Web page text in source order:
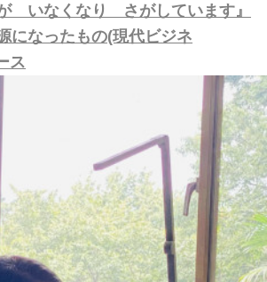
いなくなり さがしています』
になったもの(現代ビジネ
ス